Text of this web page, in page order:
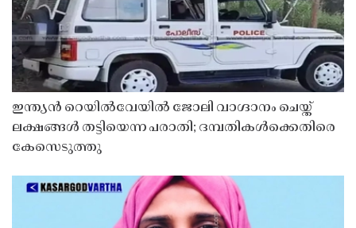
ഇന്ത്യൻ റെയിൽവേയിൽ ജോലി വാഗ്ദാനം ചെയ്ത്
ലക്ഷങ്ങൾ തട്ടിയെന്ന പരാതി; ദമ്പതികൾക്കെതിരെ
കേസെടുത്തു